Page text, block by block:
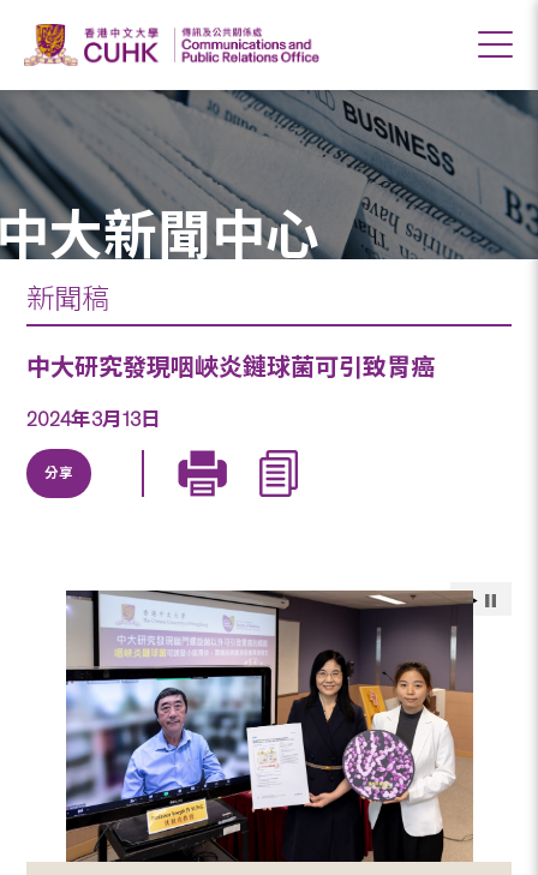
大新聞中心
新聞稿
中大研究發現咽峽炎鏈球菌可引致胃癌
2024年3月13日
分享